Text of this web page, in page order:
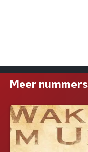
Meer nummers